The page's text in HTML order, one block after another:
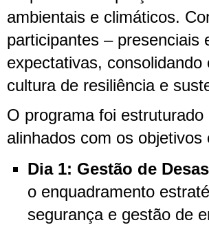
ambientais e climáticos.
participantes – presenciais
expectativas,
cultura de resiliência e
O programa foi
alinhados com os
Dia 1: Gestão de
o enquadramento
segurança e gestão de